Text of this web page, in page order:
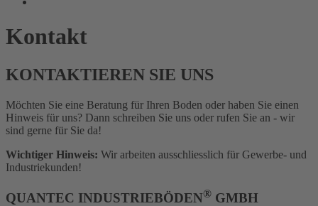
Kontakt
KONTAKTIEREN SIE UNS
Möchten Sie eine Beratung für Ihren Boden oder haben Sie einen
Hinweis für uns? Dann schreiben Sie uns oder rufen Sie an - wir
sind gerne für Sie da!
Wichtiger Hinweis: Wir arbeiten ausschliesslich für Gewerbe- und
Industriekunden!
QUANTEC INDUSTRIEBÖDEN® GMBH